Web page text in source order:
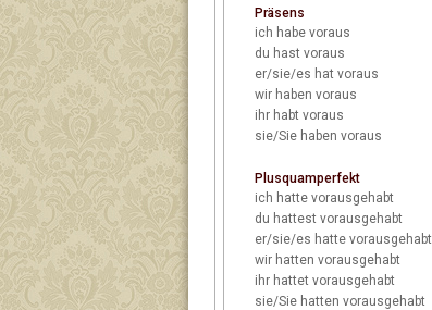
Präsens
ich habe voraus
du hast voraus
er/sie/es hat voraus
wir haben voraus
ihr habt voraus
sie/Sie haben voraus
Plusquamperfekt
ich hatte vorausgehabt
du hattest vorausgehabt
er/sie/es hatte vorausgehabt
wir hatten vorausgehabt
ihr hattet vorausgehabt
sie/Sie hatten vorausgehabt